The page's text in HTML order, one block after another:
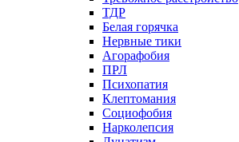
ТДР
Белая горячка
Нервные тики
Агорафобия
ПРЛ
Психопатия
Клептомания
Социофобия
Нарколепсия